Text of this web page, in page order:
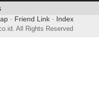
· Friend Link · Index
All Rights Reserved